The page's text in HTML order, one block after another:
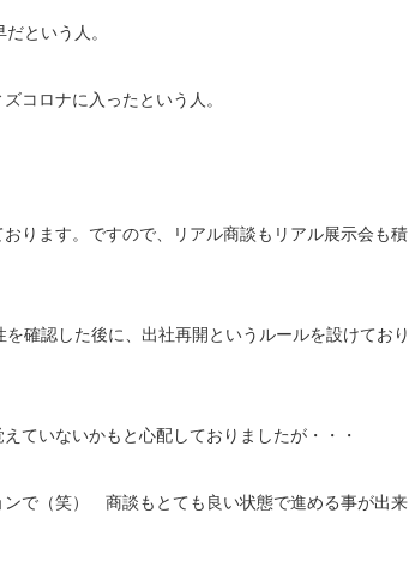
という人。
コロナに入ったという人。
ります。ですので、リアル商談もリアル展示会も積
確認した後に、出社再開というルールを設けており
ていないかもと心配しておりましたが・・・
で（笑） 商談もとても良い状態で進める事が出来